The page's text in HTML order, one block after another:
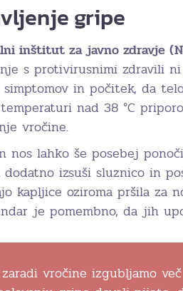
gripe
inštitut za javno zdravje
s protivirusnimi zdravili
simptomov in počitek, da
nad 38 °C
vročine.
nos lahko še posebej
izsuši sluznico in
kapljice oziroma pršila za
je pomembno, da jih
vročine izgubljamo